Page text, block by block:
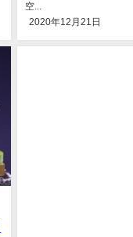
空...
2020年12月21日